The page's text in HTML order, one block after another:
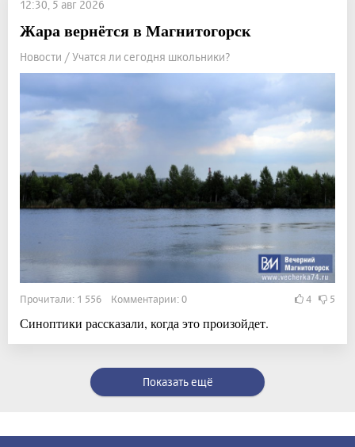
12:30, 5 авг 2026
Жара вернётся в Магнитогорск
Новости / Учатся ли сегодня школьники?
Прочитали: 1 556 Комментарии: 0 4 5
Синоптики рассказали, когда это произойдет.
Показать ещё